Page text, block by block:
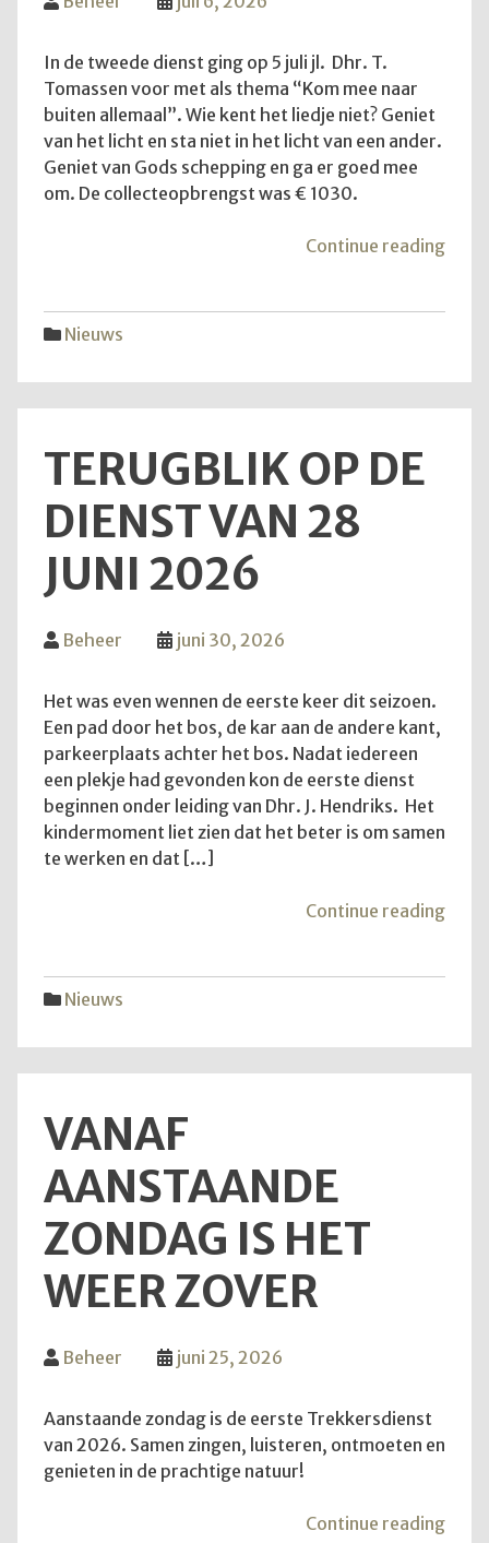
In de tweede dienst ging op 5 juli jl. Dhr. T.
Tomassen voor met als thema “Kom mee naar
buiten allemaal”. Wie kent het liedje niet? Geniet
van het licht en sta niet in het licht van een ander.
Geniet van Gods schepping en ga er goed mee
om. De collecteopbrengst was € 1030.
Continue reading
Nieuws
TERUGBLIK OP DE
DIENST VAN 28
JUNI 2026
Beheer juni 30, 2026
Het was even wennen de eerste keer dit seizoen.
Een pad door het bos, de kar aan de andere kant,
parkeerplaats achter het bos. Nadat iedereen
een plekje had gevonden kon de eerste dienst
beginnen onder leiding van Dhr. J. Hendriks. Het
kindermoment liet zien dat het beter is om samen
te werken en dat […]
Continue reading
Nieuws
VANAF
AANSTAANDE
ZONDAG IS HET
WEER ZOVER
Beheer juni 25, 2026
Aanstaande zondag is de eerste Trekkersdienst
van 2026. Samen zingen, luisteren, ontmoeten en
genieten in de prachtige natuur!
Continue reading